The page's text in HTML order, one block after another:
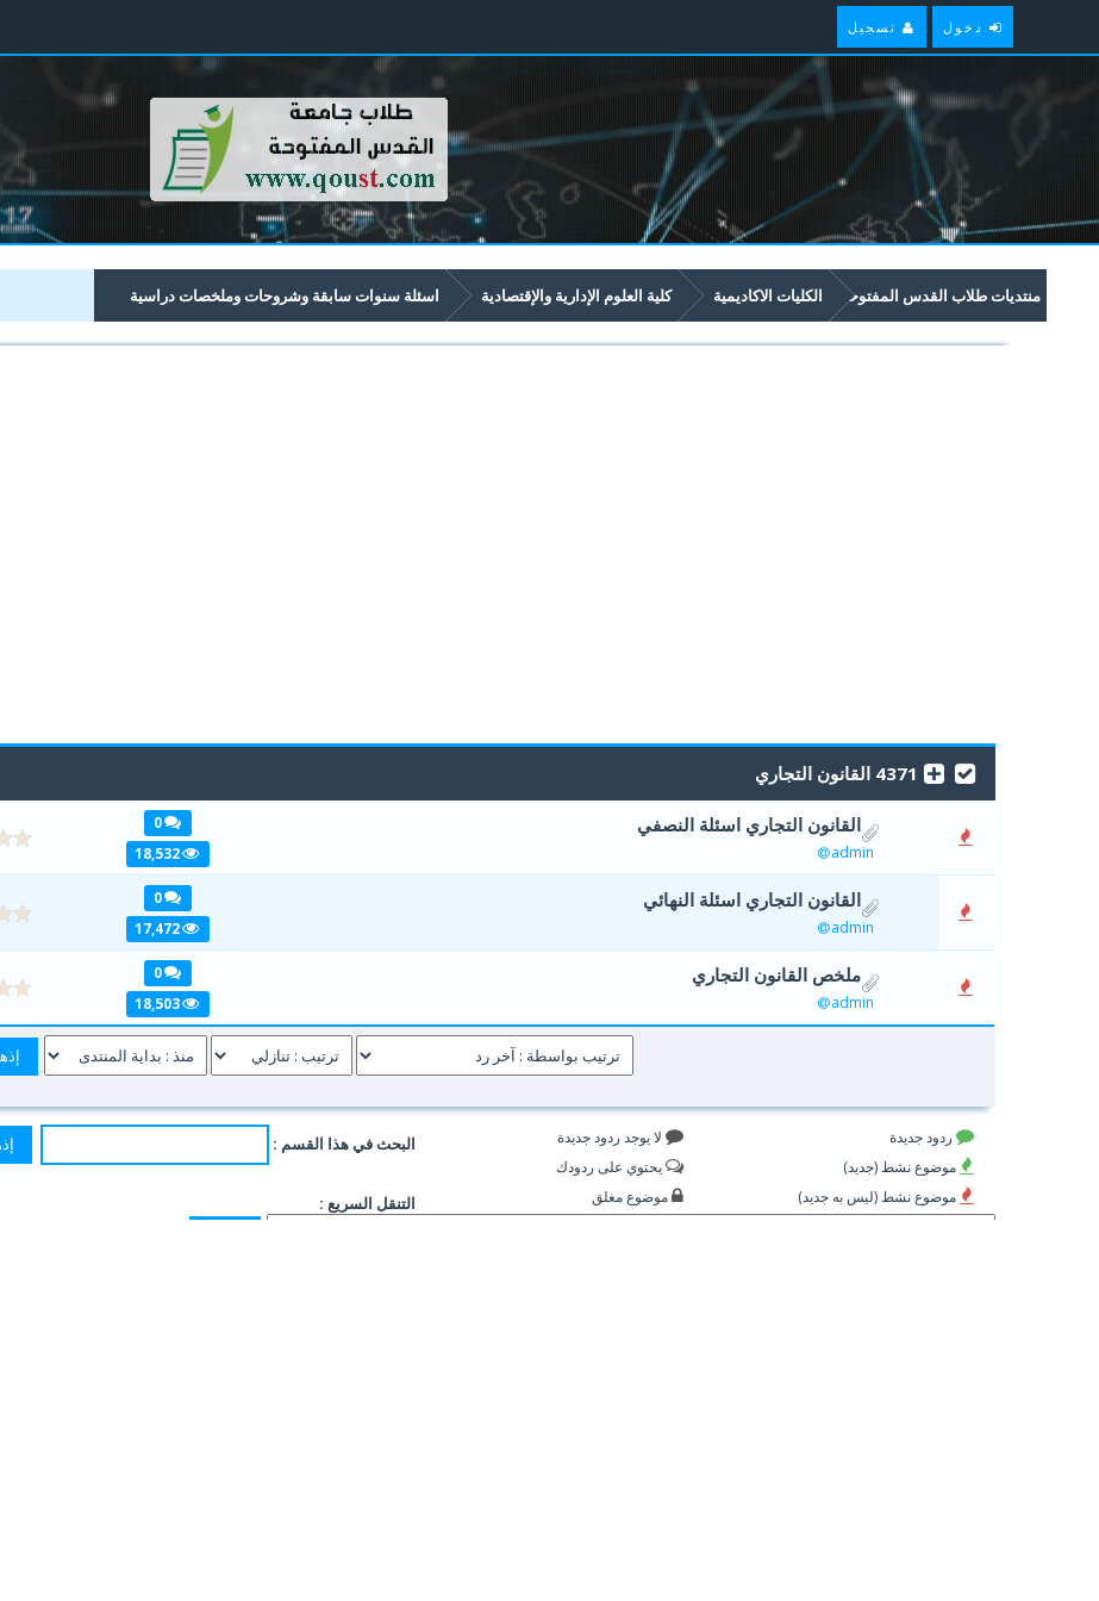
دخول تسجيل
منتديات طلاب القدس المفتوحة الكليات الاكاديمية كلية العلوم الإدارية والإقتصادية اسئلة سنوات سابقة وشروحات وملخصات دراسية
امتحانات سابقة وملخصات لمواد مستوى سنة ثالثة في برنامج العلوم الادارية والاقتصادية تبدأ برقم 43xx 4371 القانون التجاري
4371 القانون التجاري
القانون التجاري اسئلة النصفي
admin
0
18,532
القانون التجاري اسئلة النهائي
admin
0
17,472
ملخص القانون التجاري
admin
0
18,503
ردود جديدة
موضوع نشط (جديد)
موضوع نشط (ليس به جديد)
لا يوجد ردود جديدة
يحتوي على ردودك
موضوع مغلق
البحث في هذا القسم :
التنقل السريع :